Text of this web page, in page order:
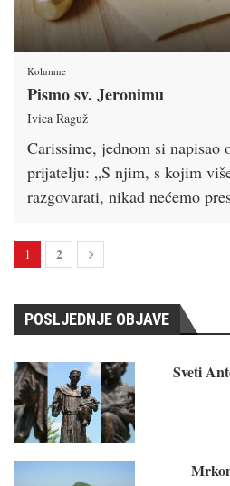
Kolumne
Pismo sv. Jeronimu
Ivica Raguž
Carissime, jednom si napisao
prijatelju: „S njim, s kojim
razgovarati, nikad nećemo
1 2
POSLJEDNJE OBJAVE
Sveti